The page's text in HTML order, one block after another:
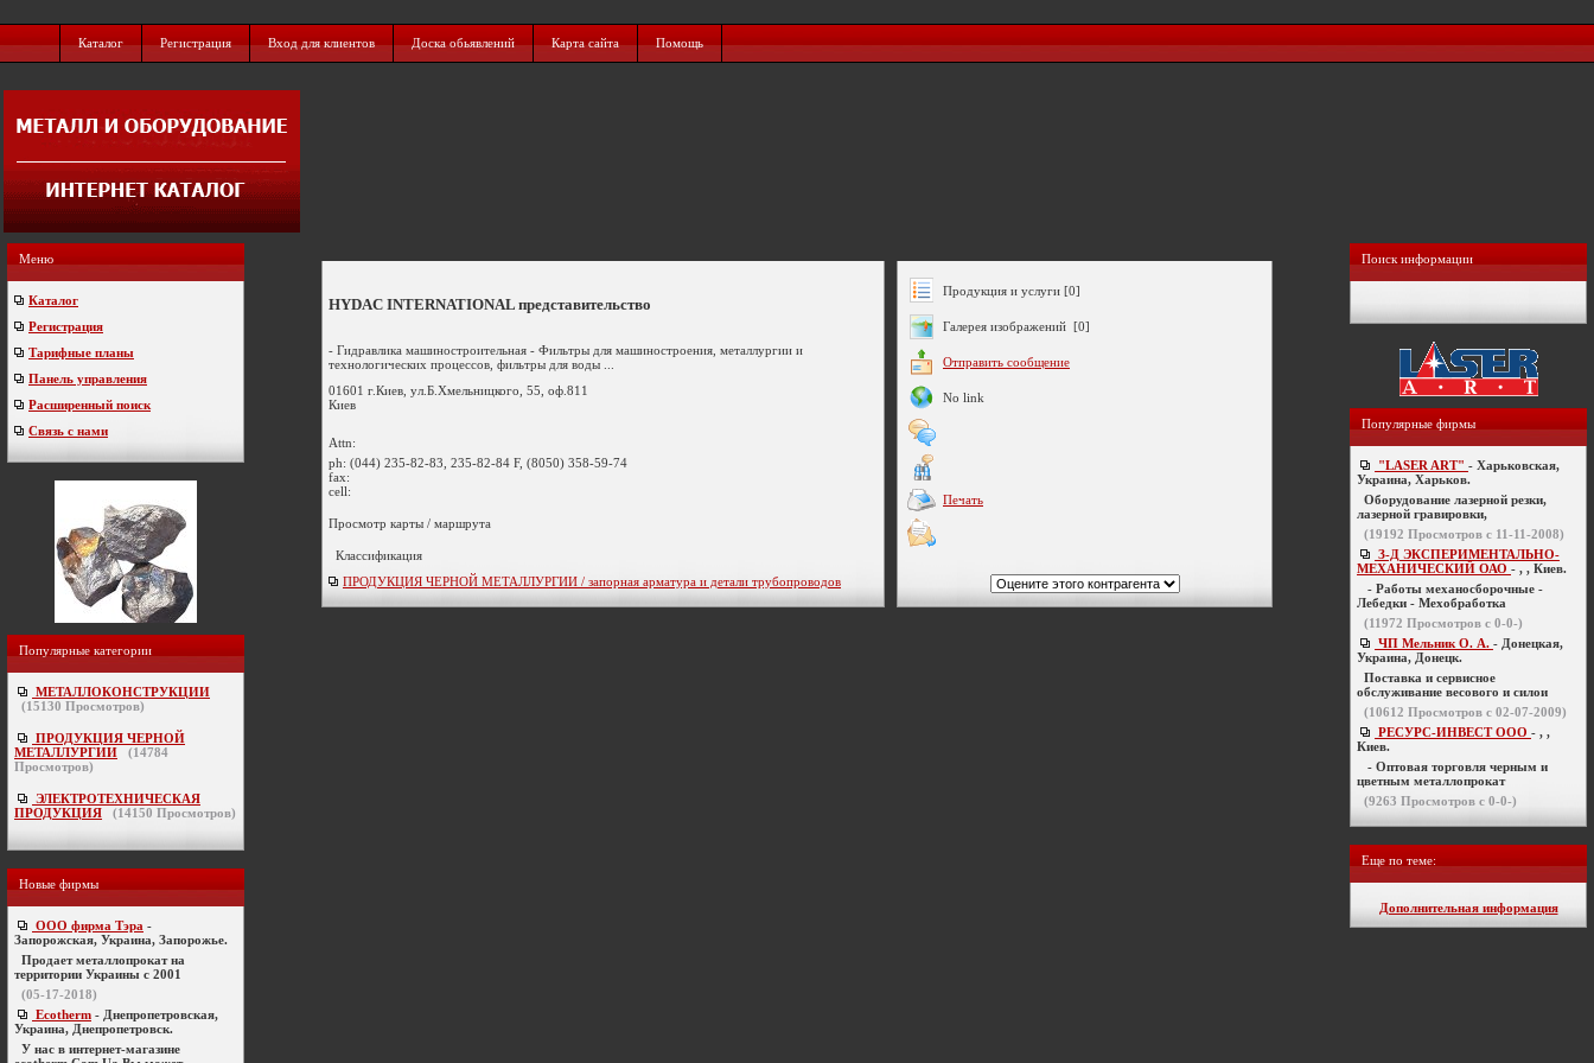
Каталог Регистрация Вход для клиентов Доска обьявлений Карта сайта Помощь
Меню
Каталог
Регистрация
Тарифные планы
Панель управления
Расширенный поиск
Связь с нами
Популярные категории
МЕТАЛЛОКОНСТРУКЦИИ
(15130 Просмотров)
ПРОДУКЦИЯ ЧЕРНОЙ
МЕТАЛЛУРГИИ
(14784
Просмотров)
ЭЛЕКТРОТЕХНИЧЕСКАЯ
ПРОДУКЦИЯ
(14150 Просмотров)
Новые фирмы
ООО фирма Тэра -
Запорожская, Украина, Запорожье.
Продает металлопрокат на
территории Украины с 2001
(05-17-2018)
Ecotherm - Днепропетровская,
Украина, Днепропетровск.
У нас в интернет-магазине
HYDAC INTERNATIONAL представительство
- Гидравлика машиностроительная - Фильтры для машиностроения, металлургии и
технологических процессов, фильтры для воды ...
01601 г.Киев, ул.Б.Хмельницкого, 55, оф.811
Киев
Attn:
ph: (044) 235-82-83, 235-82-84 F, (8050) 358-59-74
fax:
cell:
Просмотр карты / маршрута
Классификация
ПРОДУКЦИЯ ЧЕРНОЙ МЕТАЛЛУРГИИ / запорная арматура и детали трубопроводов
Продукция и услуги [0]
Галерея изображений [0]
Отправить сообщение
No link
Печать
Поиск информации
Популярные фирмы
"LASER ART" - Харьковская,
Украина, Харьков.
Оборудование лазерной резки,
лазерной гравировки,
(19192 Просмотров с 11-11-2008)
З-Д ЭКСПЕРИМЕНТАЛЬНО-
МЕХАНИЧЕСКИЙ ОАО - , , Киев.
- Работы механосборочные -
Лебедки - Мехобработка
(11972 Просмотров с 0-0-)
ЧП Мельник О. А. - Донецкая,
Украина, Донецк.
Поставка и сервисное
обслуживание весового и силои
(10612 Просмотров с 02-07-2009)
РЕСУРС-ИНВЕСТ ООО - , ,
Киев.
- Оптовая торговля черным и
цветным металлопрокат
(9263 Просмотров с 0-0-)
Еще по теме:
Дополнительная информация